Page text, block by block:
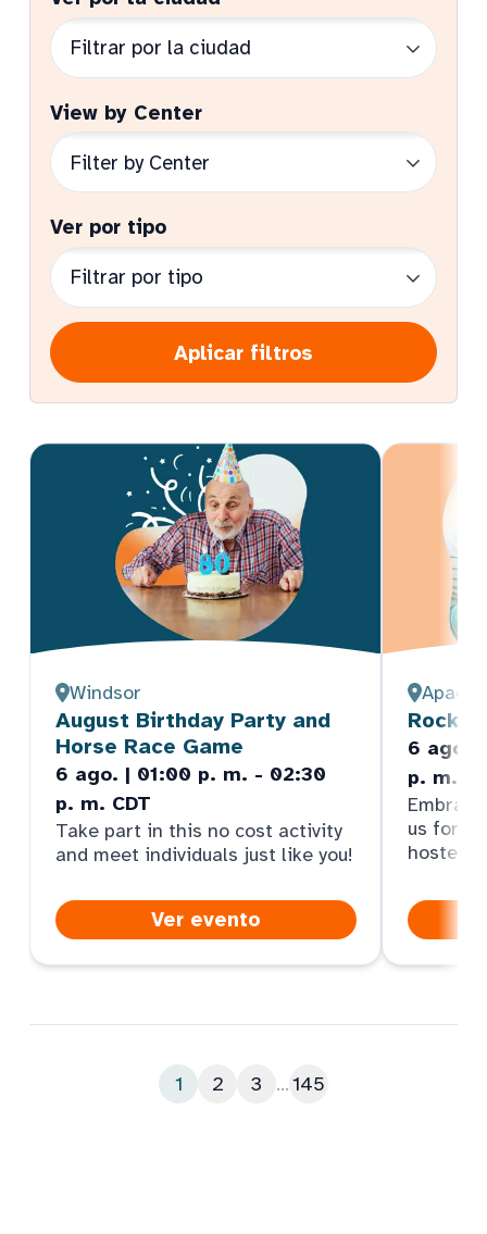
View by Center
Ver por tipo
Aplicar filtros
Windsor
August Birthday Party and
Horse Race Game
6 ago. | 01:00 p. m. - 02:30
p. m. CDT
Take part in this no cost activity
and meet individuals just like you!
Ver evento
Rock
6 ago.
p. m.
us for
hosted
1 2 3 ...145